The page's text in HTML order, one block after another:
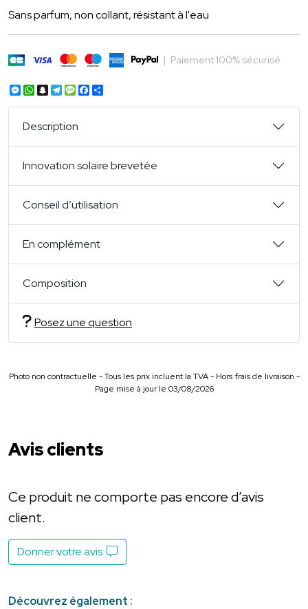
Sans parfum, non collant, résistant à l'eau
| Paiement 100% sécurisé
Messenger
WhatsApp
Snapchat
Telegram
Message
Facebook
Description
Innovation solaire brevetée
Conseil d’utilisation
En complément
Composition
Posez une question
Photo non contractuelle - Tous les prix incluent la TVA - Hors frais de livraison -
Page mise à jour le 03/08/2026
Avis clients
Ce produit ne comporte pas encore d’avis
client.
Donner votre avis
Découvrez également :